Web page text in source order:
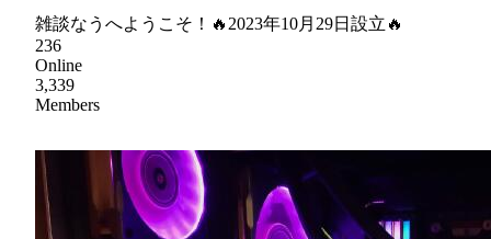
雑談なうへようこそ！🔥2023年10月29日設立🔥
236
Online
3,339
Members